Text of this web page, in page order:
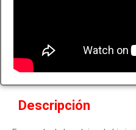
Descripción